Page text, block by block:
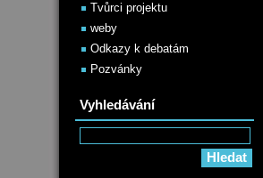
Tvůrci projektu
weby
Odkazy k debatám
Pozvánky
Vyhledávání